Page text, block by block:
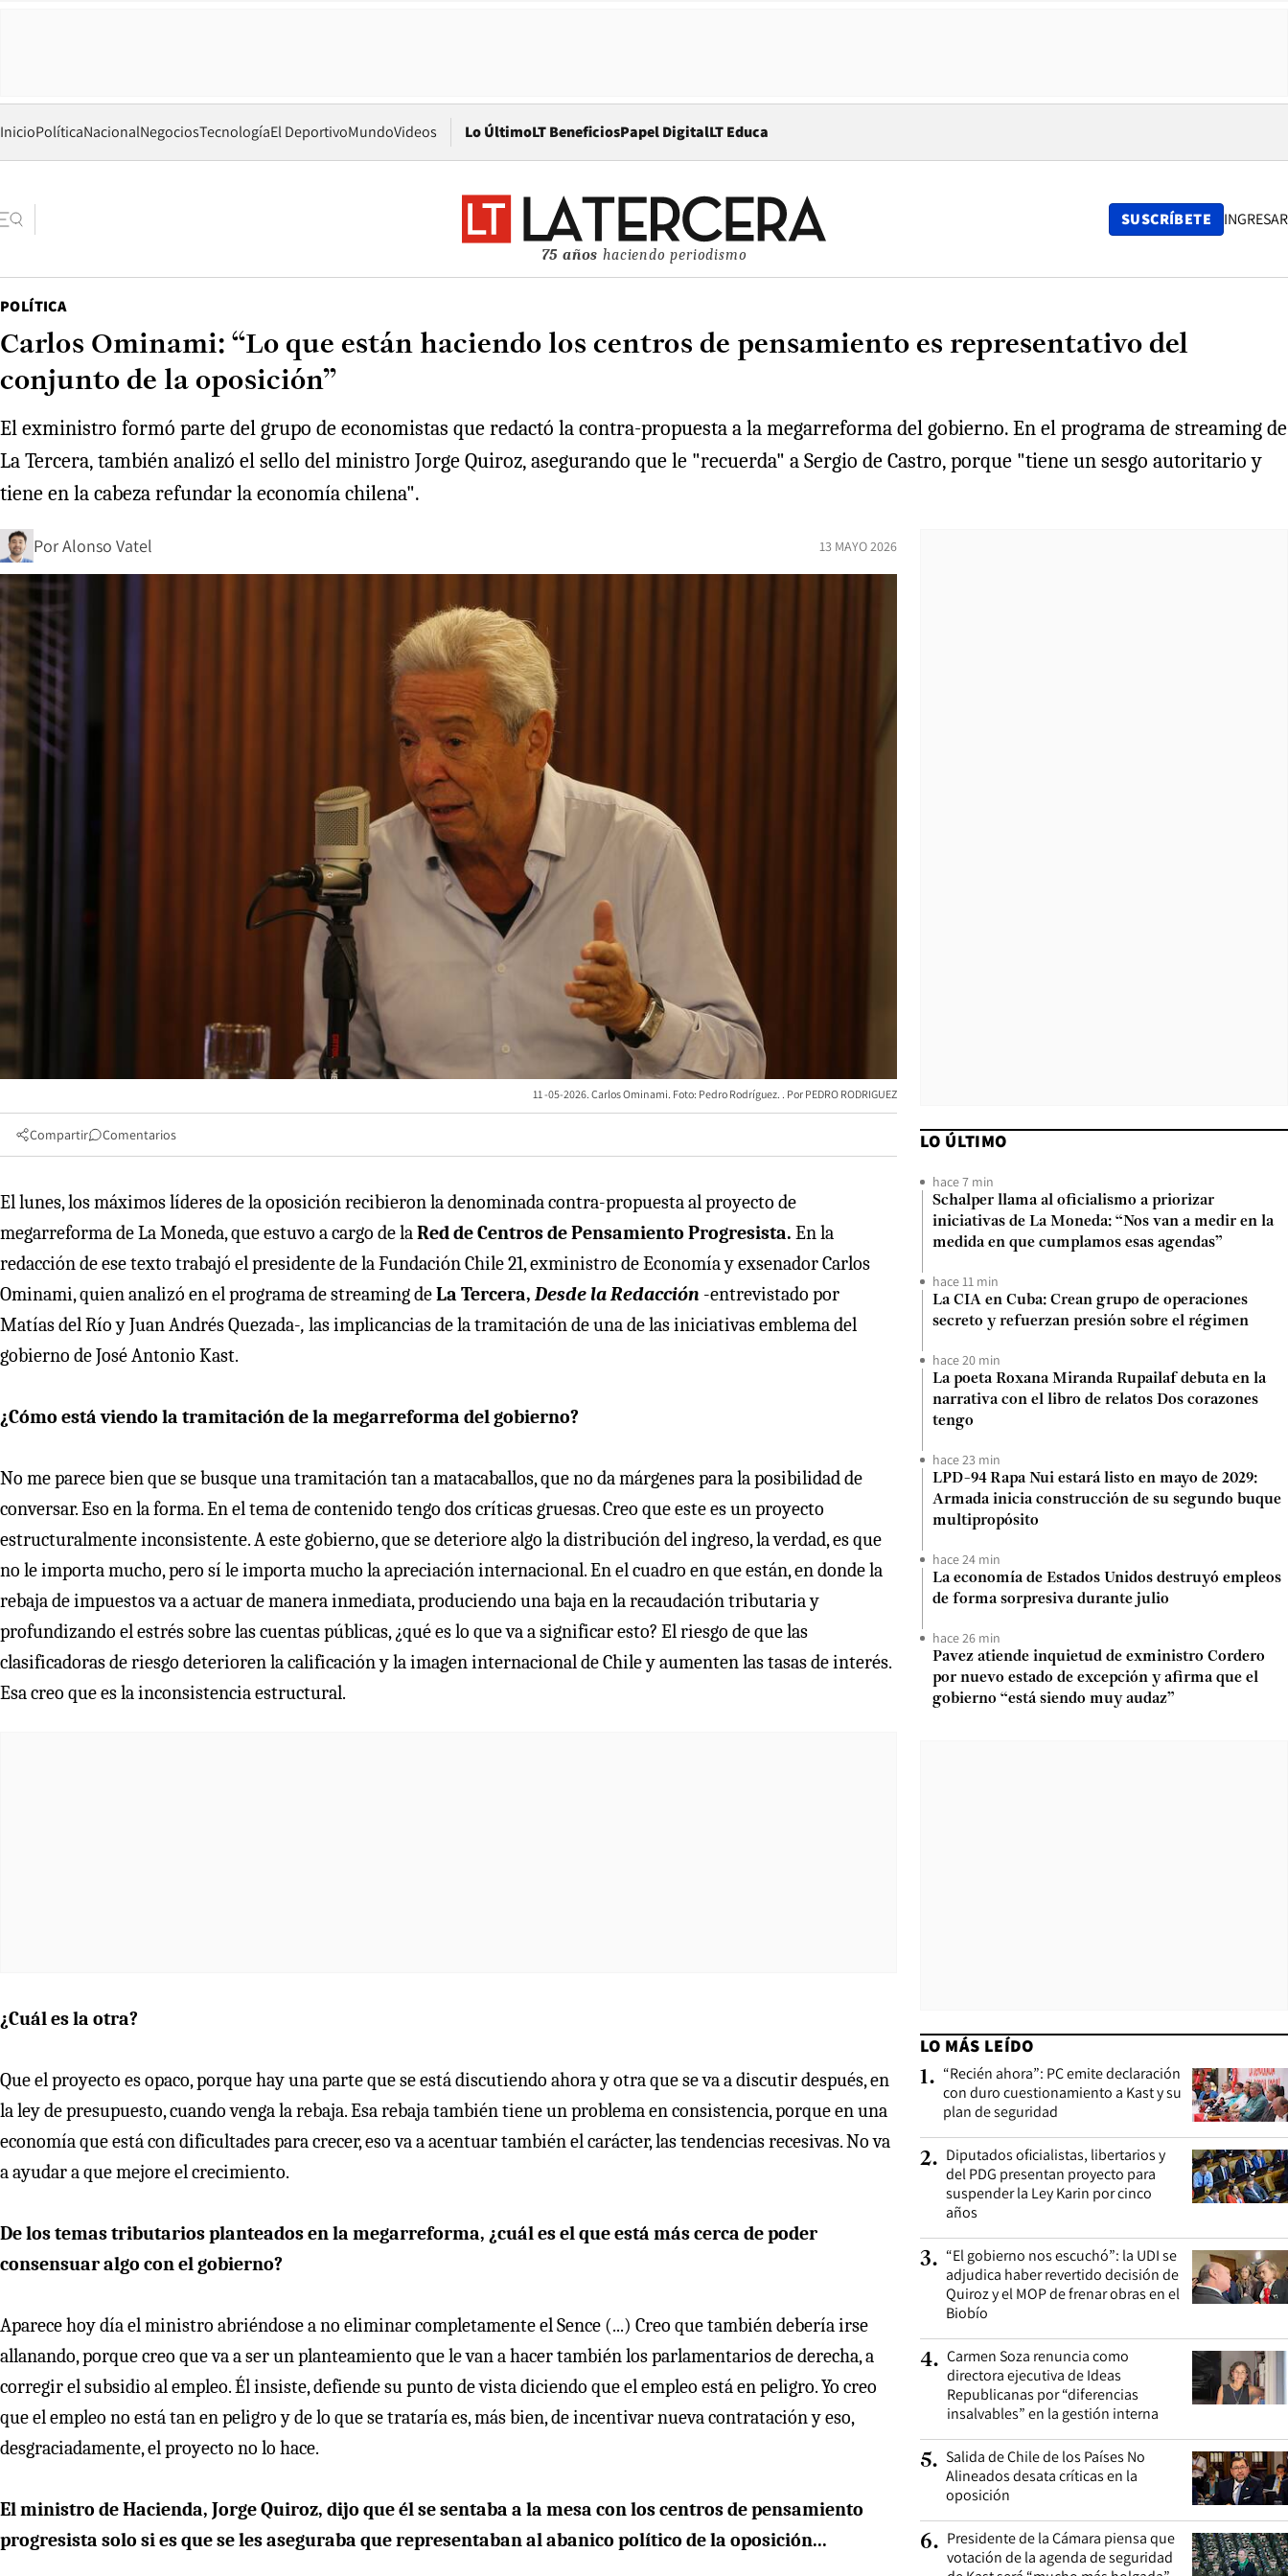
InicioPolíticaNacionalNegociosTecnologíaEl DeportivoMundoVideos Lo ÚltimoLT BeneficiosPapel DigitalOpens in new window
LT Educa
75 años haciendo periodismo
SUSCRÍBETE INGRESAR
POLÍTICA
Carlos Ominami: “Lo que están haciendo los centros de pensamiento es representativo del
conjunto de la oposición”
El exministro formó parte del grupo de economistas que redactó la contra-propuesta a la megarreforma del gobierno. En el programa de streaming de
La Tercera, también analizó el sello del ministro Jorge Quiroz, asegurando que le "recuerda" a Sergio de Castro, porque "tiene un sesgo autoritario y
tiene en la cabeza refundar la economía chilena".
PorAlonso Vatel 13 MAYO 2026
11 -05-2026. Carlos Ominami. Foto: Pedro Rodríguez. PEDRO RODRIGUEZ
Compartir Comentarios
El lunes, los máximos líderes de la oposición recibieron la denominada contra-propuesta al proyecto de
megarreforma de La Moneda, que estuvo a cargo de laRed de Centros de Pensamiento Progresista. En la
redacción de ese texto trabajó el presidente de la Fundación Chile 21, exministro de Economía y exsenador Carlos
Ominami, quien analizó en el programa de streaming deLa Tercera, Desde la Redacción -entrevistado por
Matías del Río y Juan Andrés Quezada-, las implicancias de la tramitación de una de las iniciativas emblema del
gobierno de José Antonio Kast.
¿Cómo está viendo la tramitación de la megarreforma del gobierno?
No me parece bien que se busque una tramitación tan a matacaballos, que no da márgenes para la posibilidad de
conversar. Eso en la forma. En el tema de contenido tengo dos críticas gruesas. Creo que este es un proyecto
estructuralmente inconsistente. A este gobierno, que se deteriore algo la distribución del ingreso, la verdad, es que
no le importa mucho, pero sí le importa mucho la apreciación internacional. En el cuadro en que están, en donde la
rebaja de impuestos va a actuar de manera inmediata, produciendo una baja en la recaudación tributaria y
profundizando el estrés sobre las cuentas públicas, ¿qué es lo que va a significar esto? El riesgo de que las
clasificadoras de riesgo deterioren la calificación y la imagen internacional de Chile y aumenten las tasas de interés.
Esa creo que es la inconsistencia estructural.
¿Cuál es la otra?
Que el proyecto es opaco, porque hay una parte que se está discutiendo ahora y otra que se va a discutir después, en
la ley de presupuesto, cuando venga la rebaja. Esa rebaja también tiene un problema en consistencia, porque en una
economía que está con dificultades para crecer, eso va a acentuar también el carácter, las tendencias recesivas. No va
a ayudar a que mejore el crecimiento.
De los temas tributarios planteados en la megarreforma, ¿cuál es el que está más cerca de poder
consensuar algo con el gobierno?
Aparece hoy día el ministro abriéndose a no eliminar completamente el Sence (...) Creo que también debería irse
allanando, porque creo que va a ser un planteamiento que le van a hacer también los parlamentarios de derecha, a
corregir el subsidio al empleo. Él insiste, defiende su punto de vista diciendo que el empleo está en peligro. Yo creo
que el empleo no está tan en peligro y de lo que se trataría es, más bien, de incentivar nueva contratación y eso,
desgraciadamente, el proyecto no lo hace.
El ministro de Hacienda, Jorge Quiroz, dijo que él se sentaba a la mesa con los centros de pensamiento
progresista solo si es que se les aseguraba que representaban al abanico político de la oposición...
LO ÚLTIMO
hace 7 min
Schalper llama al oficialismo a priorizar
iniciativas de La Moneda: “Nos van a medir en la
medida en que cumplamos esas agendas”
hace 11 min
La CIA en Cuba: Crean grupo de operaciones
secreto y refuerzan presión sobre el régimen
hace 20 min
La poeta Roxana Miranda Rupailaf debuta en la
narrativa con el libro de relatos Dos corazones
tengo
hace 23 min
LPD-94 Rapa Nui estará listo en mayo de 2029:
Armada inicia construcción de su segundo buque
multipropósito
hace 24 min
La economía de Estados Unidos destruyó empleos
de forma sorpresiva durante julio
hace 26 min
Pavez atiende inquietud de exministro Cordero
por nuevo estado de excepción y afirma que el
gobierno “está siendo muy audaz”
LO MÁS LEÍDO
1. “Recién ahora”: PC emite declaración
con duro cuestionamiento a Kast y su
plan de seguridad
2. Diputados oficialistas, libertarios y
del PDG presentan proyecto para
suspender la Ley Karin por cinco
años
3. “El gobierno nos escuchó”: la UDI se
adjudica haber revertido decisión de
Quiroz y el MOP de frenar obras en el
Biobío
4. Carmen Soza renuncia como
directora ejecutiva de Ideas
Republicanas por “diferencias
insalvables” en la gestión interna
5. Salida de Chile de los Países No
Alineados desata críticas en la
oposición
6. Presidente de la Cámara piensa que
votación de la agenda de seguridad